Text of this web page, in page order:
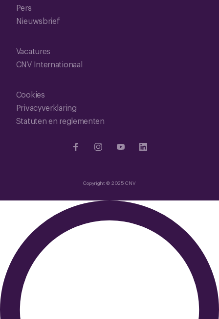
Pers
Nieuwsbrief
Vacatures
CNV Internationaal
Cookies
Privacyverklaring
Statuten en reglementen
Copyright © 2025 CNV